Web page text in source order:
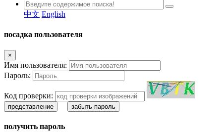
中文 English
посадка пользователя
×
Имя пользователя:
Пароль:
Код проверки:
представление забыть пароль
получить пароль